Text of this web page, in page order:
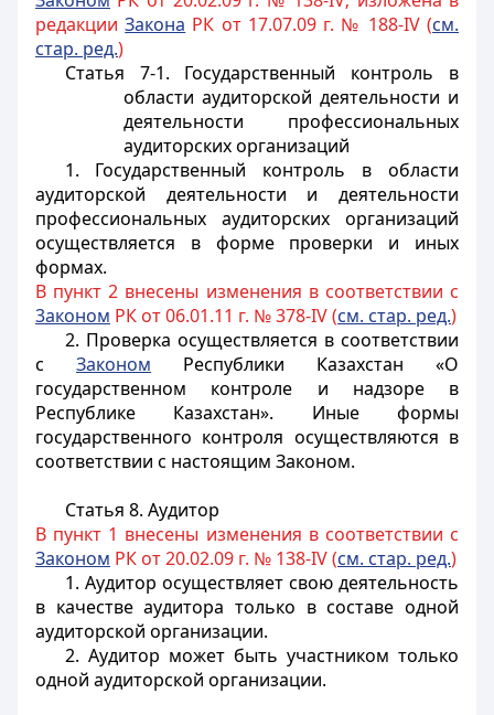
редакцииЗакона РК от 17.07.09 г. № 188-IV (см.
стар. ред.)
Статья 7-1. Государственный контроль в
области аудиторской деятельности и
деятельности профессиональных
аудиторских организаций
1. Государственный контроль в области
аудиторской деятельности и деятельности
профессиональных аудиторских организаций
осуществляется в форме проверки и иных
формах.
В пункт 2 внесены изменения в соответствии с
3аконом РК от 06.01.11 г. № 378-IV (см. стар. ред.)
2. Проверка осуществляется в соответствии
с Законом Республики Казахстан «О
государственном контроле и надзоре в
Республике Казахстан». Иные формы
государственного контроля осуществляются в
соответствии с настоящим Законом.
Статья 8. Аудитор
В пункт 1 внесены изменения в соответствии с
Законом РК от 20.02.09 г. № 138-IV (см. стар. ред.)
1. Аудитор осуществляет свою деятельность
в качестве аудитора только в составе одной
аудиторской организации.
2. Аудитор может быть участником только
одной аудиторской организации.